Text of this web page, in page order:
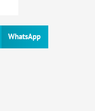
WhatsApp